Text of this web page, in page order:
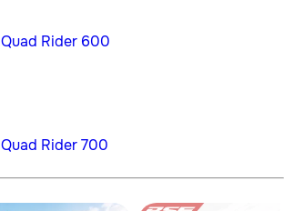
Quad Rider 600
Quad Rider 700